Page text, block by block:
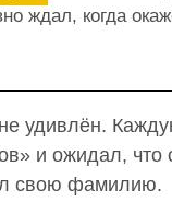
ждал, когда
удивлён.
и ожидал,
свою фамилию.